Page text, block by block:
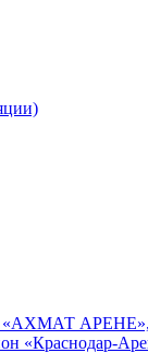
«АХМАТ
«Краснодар-